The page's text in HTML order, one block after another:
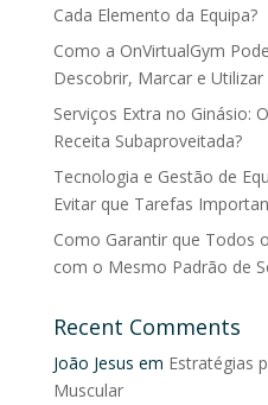
Cada Elemento da Equipa?
Como a OnVirtualGym
Descobrir, Marcar e Utilizar
Serviços Extra no Ginásio:
Receita Subaproveitada?
Tecnologia e Gestão de
Evitar que Tarefas
Como Garantir que Todos
com o Mesmo Padrão de
Recent Comments
João Jesus em Estratégias
Muscular